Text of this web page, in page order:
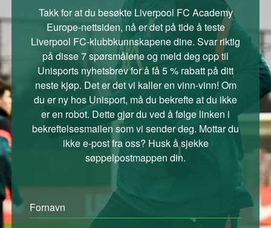
Takk for at du besøkte Liverpool FC Academy
Europe-nettsiden, nå er det på tide å teste
Liverpool FC-klubbkunnskapene dine. Svar riktig
på disse 7 spørsmålene og meld deg opp til
Unisports nyhetsbrev for å få 5 % rabatt på ditt
neste kjøp. Det er det vi kaller en vinn-vinn! Om
du er ny hos Unisport, må du bekrefte at du ikke
er en robot. Dette gjør du ved å følge linken i
bekreftelsesmailen som vi sender deg. Mottar du
ikke e-post fra oss? Husk å sjekke
søppelpostmappen din.
Fornavn